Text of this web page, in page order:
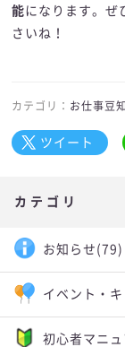
能になります。ぜ
さいね！
カテゴリ： お仕事豆
ツイート
カテゴリ
お知らせ (79)
イベント・
初心者マニュ